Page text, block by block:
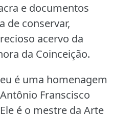
e documentos
de conservar,
acervo da
da Coinceição.
é uma homenagem
Franscisco
Ele é o mestre da Arte